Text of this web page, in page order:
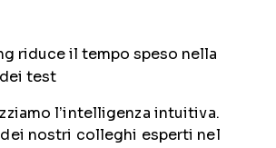
riduce il tempo speso nella
test
l’intelligenza intuitiva.
nostri colleghi esperti nel